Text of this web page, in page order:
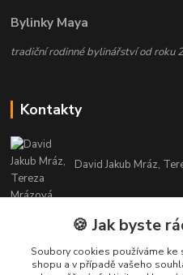
Bylinky Maya
tradiční rodinné bylinářství od roku
Kontakty
David Jakub Mráz,
info@bylinky-maya.cz
🍪 Jak byste
Soubory cookies používáme
shopu a v případě vašeho